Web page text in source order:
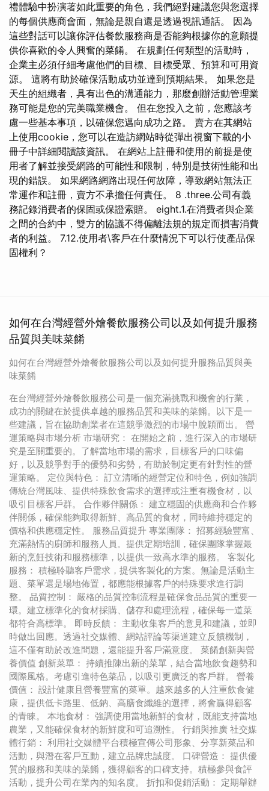
禮體驗中扮演著如此重要的角色，我們絕對建議您與您選擇
的每個供應商會面，無論是親自還是透過視訊通話。 因為
這些對話可以讓你評估餐飲服務商是否能夠根據你的意願提
供你喜歡的令人興奮的菜餚。 在規劃任何類型的活動時，
企業主必須仔細考慮他們的目標、目標受眾、預算和可用資
源。 這將有助於確保活動成功並達到預期結果。 如果您是
天生的組織者，具有出色的溝通能力，那麼創辦活動管理業
務可能是您的完美職業機會。 但在您投入之前，您應該考
慮一些基本事項，以確保您邁向成功之路。 賣方在其網站
上使用cookie，您可以在造訪網站時從彈出視窗下載的小
冊子中詳細閱讀該資訊。 在網站上註冊和使用的前提是使
用者了解並接受網路的可能性和限制，特別是技術性能和出
現的錯誤。 如果網路網路出現任何故障，導致網站無法正
常運作和註冊，賣方不承擔任何責任。 8 .three.公司有義
務記錄消費者的保固或保證索賠。 eight.1.在消費者與企業
之間的合約中，雙方的協議不得偏離法規的規定而損害消費
者的利益。 7.12.使用者\客戶在什麼情況下可以行使產品保
固權利？
如何在台灣經營外燴餐飲服務公司以及如何提升服務
品質與美味菜餚
如何在台灣經營外燴餐飲服務公司以及如何提升服務品質與美
味菜餚
在台灣經營外燴餐飲服務公司是一個充滿挑戰和機會的行業，
成功的關鍵在於提供卓越的服務品質和美味的菜餚。以下是一
些建議，旨在協助創業者在這競爭激烈的市場中脫穎而出。 營
運策略與市場分析 市場研究： 在開始之前，進行深入的市場研
究是至關重要的。了解當地市場的需求，目標客戶的口味偏
好，以及競爭對手的優勢和劣勢，有助於制定更有針對性的營
運策略。 定位與特色： 訂立清晰的經營定位和特色，例如強調
傳統台灣風味、提供特殊飲食需求的選擇或注重有機食材，以
吸引目標客戶群。 合作夥伴關係： 建立穩固的供應商和合作夥
伴關係，確保能夠取得新鮮、高品質的食材，同時維持穩定的
價格和供應穩定性。 服務品質提升 專業團隊： 招募經驗豐富、
充滿熱情的廚師和服務人員。提供定期培訓，確保團隊掌握最
新的烹飪技術和服務標準，以提供一致高水準的服務。 客製化
服務： 積極聆聽客戶需求，提供客製化的方案。無論是活動主
題、菜單還是場地佈置，都應能根據客戶的特殊要求進行調
整。 品質控制： 嚴格的品質控制流程是確保食品品質的重要一
環。建立標準化的食材採購、儲存和處理流程，確保每一道菜
都符合高標準。 即時反饋： 主動收集客戶的意見和建議，並即
時做出回應。透過社交媒體、網站評論等渠道建立反饋機制，
這不僅有助於改進問題，還能提升客戶滿意度。 菜餚創新與營
養價值 創新菜單： 持續推陳出新的菜單，結合當地飲食趨勢和
國際風格。考慮引進特色菜品，以吸引更廣泛的客戶群。 營養
價值： 設計健康且營養豐富的菜單。越來越多的人注重飲食健
康，提供低卡路里、低鈉、高膳食纖維的選擇，將會贏得顧客
的青睞。 本地食材： 強調使用當地新鮮的食材，既能支持當地
農業，又能確保食材的新鮮度和可追溯性。 行銷與推廣 社交媒
體行銷： 利用社交媒體平台積極宣傳公司形象、分享新菜品和
活動，與潛在客戶互動，建立品牌忠誠度。 口碑營造： 提供優
質的服務和美味的菜餚，獲得顧客的口碑支持。積極參與食評
活動，提升公司在業內的知名度。 折扣和促銷活動： 定期舉辦